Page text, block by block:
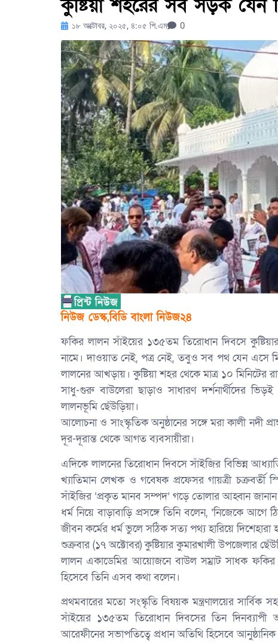
কুষ্টিয়া শহরের সব সড়ক যেন
১৮ অক্টোবর, ২০২৫, ৪:০৫ পি.এম 0
‎নিউজ ডেস্ক,বিডি বাংলা নিউজ২৪
ফকির লালন সাঁইয়ের ১৩৫তম তিরোধান দিবসে
নামে। দাওয়াত নেই, পত্র নেই, তবুও সব পথ যেন এসে
লালনের আখড়ায়। কুষ্টিয়া শহর থেকে মাত্র ১০ মিনিটের
সাধু-গুরু বাউলেরা ছাড়াও সাধারণ দর্শনার্থীদের
লালনভূমি ছেঁউড়িয়া।
আলোচনা ও সাংস্কৃতিক অনুষ্ঠানের সঙ্গে মরা কালী নদী
দূর-দূরান্ত থেকে আগত ব্যবসায়ীরা।
এদিকে লালনের তিরোধান দিবসে সাঁইজির বিভিন্ন
খ্যাতিমান লেখক ও গবেষক প্রফেসর গায়ত্রী চক্রবর্তী
সাঁইজির ‘প্রকৃত মানব সম্পদ’ গড়ে তোলার আহ্বান
ধর্ম নিয়ে বাড়াবাড়ি প্রসঙ্গে তিনি বলেন, ‘নিজেকে
জীবন কর্মের ধর্ম ভুলে সঠিক সত্য পথ্য হারিয়ে
শুক্রবার (১৭ অক্টোবর) কুষ্টিয়ার কুমারখালী উপজেলার
লালন একাডেমির আয়োজনে বাউল সম্রাট সাধক
হিসেবে তিনি এসব কথা বলেন।
প্রথমবারের মতো সংস্কৃতি বিষয়ক মন্ত্রণালয়ের
সাঁইয়ের ১৩৫তম তিরোধান দিবসের তিন
আরেফীনের সভাপতিত্বে প্রধান অতিথি হিসেবে